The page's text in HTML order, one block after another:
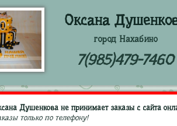
Оксана
город Нахабино
7(985)479-7460
Душенкова не принимает заказы с сайта
только по телефону!